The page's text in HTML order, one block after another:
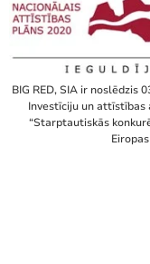
BIG RED, SIA ir noslēdzis
Investīciju un attīstības
“Starptautiskās